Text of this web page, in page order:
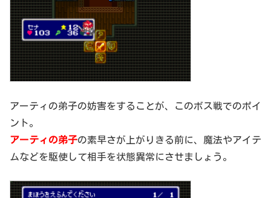
アーティの弟子の妨害をすることが、このボス戦でのポイ
ント。
アーティの弟子の素早さが上がりきる前に、魔法やアイテ
ムなどを駆使して相手を状態異常にさせましょう。